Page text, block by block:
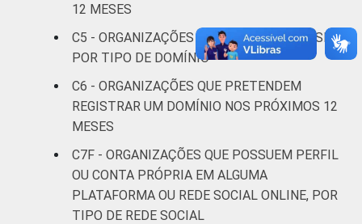
meio ambiente
Fonte: CGI.br/NIC.br, Centro Regional de
Estudos para o Desenvolvimento da
Sociedade da Informação (Cetic.br),
Pesquisa sobre o uso das tecnologias de
informação e comunicação nas organizações
sem fins lucrativos brasileiras - TIC
12 MESES
C5 - ORGANIZAÇÕES QUE POSSUEM WEBSITE,
POR TIPO DE DOMÍNIO
C6 - ORGANIZAÇÕES QUE PRETENDEM
REGISTRAR UM DOMÍNIO NOS PRÓXIMOS 12
MESES
C7F - ORGANIZAÇÕES QUE POSSUEM PERFIL
OU CONTA PRÓPRIA EM ALGUMA
PLATAFORMA OU REDE SOCIAL ONLINE, POR
TIPO DE REDE SOCIAL